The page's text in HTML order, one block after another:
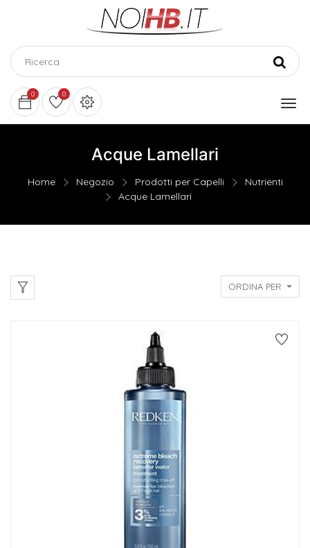
0 0
Acque Lamellari
Home Negozio Prodotti per Capelli
Nutrienti
Acque Lamellari
ORDINA PER